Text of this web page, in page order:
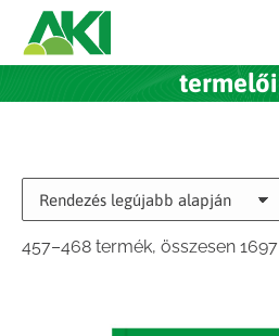
457–468 termék, összesen